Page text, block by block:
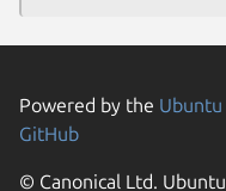
Powered by the
GitHub
© Canonical Ltd.